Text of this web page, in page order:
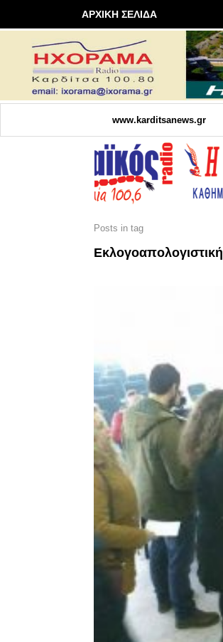
ΑΡΧΙΚΗ ΣΕΛΙΔΑ
www.karditsanews.gr
Posts in tag
Εκλογοαπολογιστική